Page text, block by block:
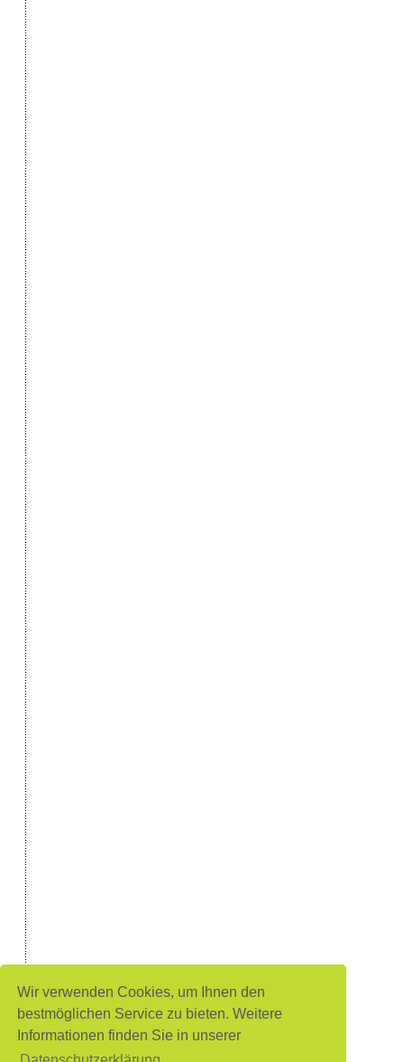
Wir verwenden Cookies, um Ihnen den
bestmöglichen Service zu bieten. Weitere
Informationen finden Sie in unserer